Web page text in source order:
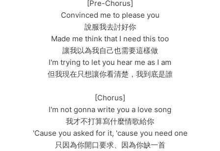
[Pre-Chorus]
Convinced me to please you
說服我去討好你
Made me think that I need this too
讓我以為我自己也需要這樣做
I'm trying to let you hear me as I am
但我現在只想讓你看清楚，我到底是誰
[Chorus]
I'm not gonna write you a love song
我才不打算寫什麼情歌給你
'Cause you asked for it, 'cause you need one
只因為你開口要求、因為你缺一首